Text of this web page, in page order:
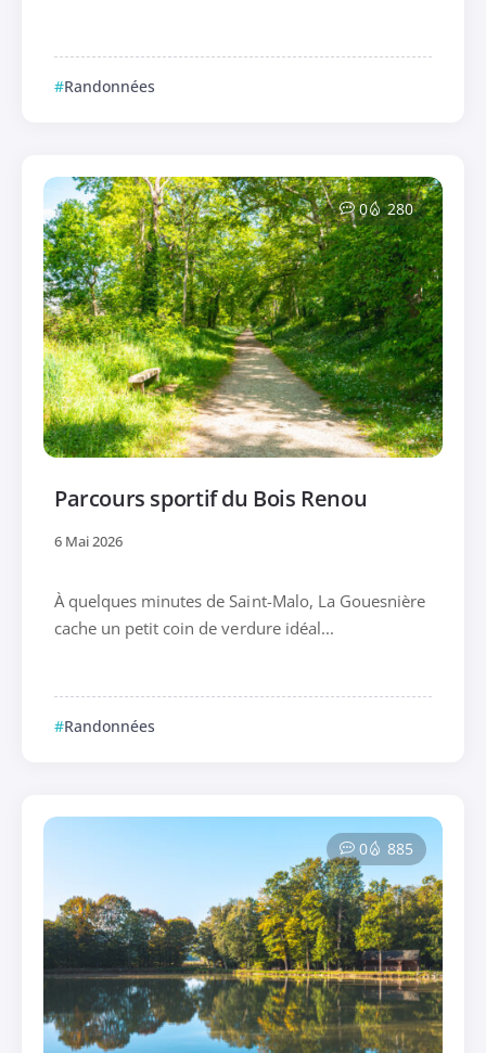
Randonnées
0 280
Parcours sportif du Bois Renou
6 Mai 2026
À quelques minutes de Saint-Malo, La Gouesnière
cache un petit coin de verdure idéal...
Randonnées
0 885